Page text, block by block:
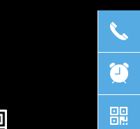
끅
뀥
낃